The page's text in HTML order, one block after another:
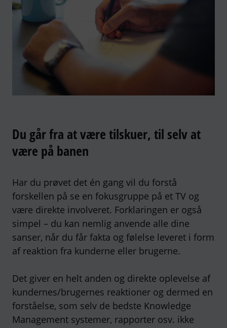
Du går fra at være tilskuer, til selv at
være på banen
Har du prøvet det én gang vil du forstå
forskellen på se en fokusgruppe på et TV og
være direkte involveret. Forklaringen er også
simpel – du kan nemlig anvende alle dine
sanser, når du får fakta og følelse leveret i form
af reaktion fra kunderne eller brugerne.
Det giver en helt anden og direkte oplevelse af
kundernes/brugernes reaktioner og dermed en
forståelse, som selv de bedste Knowledge
Management systemer, rapporter osv. ikke